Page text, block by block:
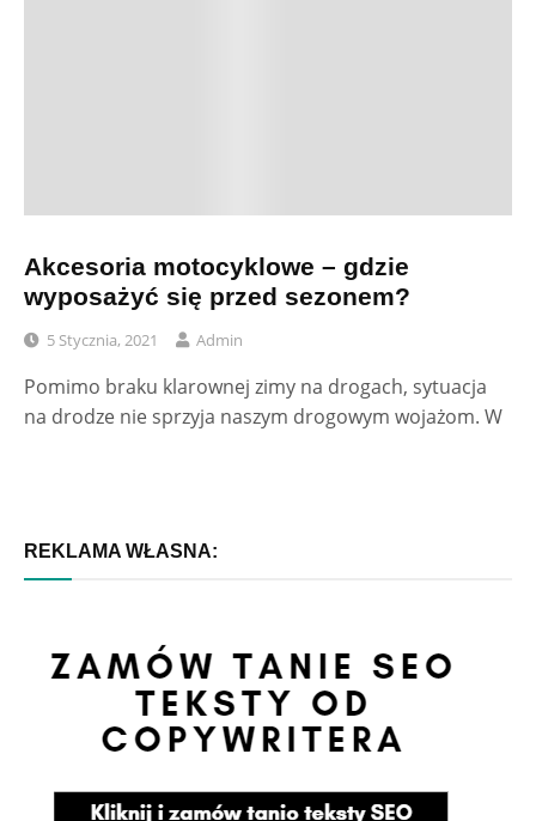
Akcesoria motocyklowe – gdzie
wyposażyć się przed sezonem?
5 Stycznia, 2021 Admin
Pomimo braku klarownej zimy na drogach, sytuacja
na drodze nie sprzyja naszym drogowym wojażom. W
REKLAMA WŁASNA: